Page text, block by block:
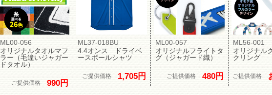
ML00-056
オリジナルタオルマフ
ラー（毛違いジャガー
ドタオル）
ご提供価格 990円
ML37-018BU
4.4オンス ドライベ
ースボールシャツ
ご提供価格 1,705円
ML00-057
オリジナルフライトタ
グ（ジャガード織）
ご提供価格 480円
ML56-001
オリジナル
クリング
ご提供価格